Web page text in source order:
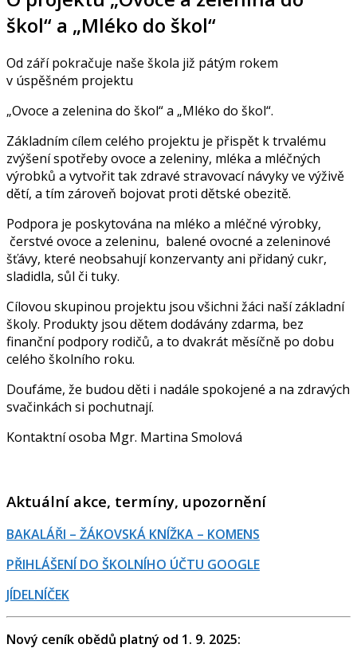
škol“ a „Mléko do škol“
Od září pokračuje naše škola již pátým rokem
v úspěšném projektu
„Ovoce a zelenina do škol“ a „Mléko do škol“.
Základním cílem celého projektu je přispět k trvalému
zvýšení spotřeby ovoce a zeleniny, mléka a mléčných
výrobků a vytvořit tak zdravé stravovací návyky ve výživě
dětí, a tím zároveň bojovat proti dětské obezitě.
Podpora je poskytována na mléko a mléčné výrobky,
čerstvé ovoce a zeleninu, balené ovocné a zeleninové
šťávy, které neobsahují konzervanty ani přidaný cukr,
sladidla, sůl či tuky.
Cílovou skupinou projektu jsou všichni žáci naší základní
školy. Produkty jsou dětem dodávány zdarma, bez
finanční podpory rodičů, a to dvakrát měsíčně po dobu
celého školního roku.
Doufáme, že budou děti i nadále spokojené a na zdravých
svačinkách si pochutnají.
Kontaktní osoba Mgr. Martina Smolová
Aktuální akce, termíny, upozornění
BAKALÁŘI – ŽÁKOVSKÁ KNÍŽKA – KOMENS
PŘIHLÁŠENÍ DO ŠKOLNÍHO ÚČTU GOOGLE
JÍDELNÍČEK
Nový ceník obědů platný od 1. 9. 2025: